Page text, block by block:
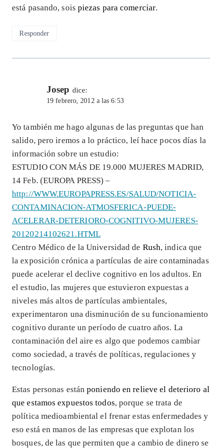
está pasando, sois piezas para comerciar.
Responder
Josep dice:
19 febrero, 2012 a las 6:53
Yo también me hago algunas de las preguntas que han
salido, pero iremos a lo práctico, leí hace pocos días la
información sobre un estudio:
ESTUDIO CON MÁS DE 19.000 MUJERES MADRID,
14 Feb. (EUROPA PRESS) –
http://WWW.EUROPAPRESS.ES/SALUD/NOTICIA-
CONTAMINACION-ATMOSFERICA-PUEDE-
ACELERAR-DETERIORO-COGNITIVO-MUJERES-
20120214102621.HTML
Centro Médico de la Universidad de Rush, indica que
la exposición crónica a partículas de aire contaminadas
puede acelerar el declive cognitivo en los adultos. En
el estudio, las mujeres que estuvieron expuestas a
niveles más altos de partículas ambientales,
experimentaron una disminución de su funcionamiento
cognitivo durante un período de cuatro años. La
contaminación del aire es algo que podemos cambiar
como sociedad, a través de políticas, regulaciones y
tecnologías.
Estas personas estánponiendo en relieve el deterioro al
que estamos expuestos todos, porque se trata de
política medioambiental el frenar estas enfermedades y
eso está en manos de las empresas que explotan los
bosques, de las que permiten que a cambio de dinero se